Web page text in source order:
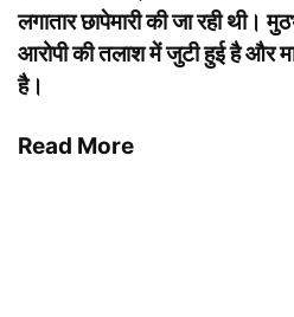
लगातार छापेमारी की जा रही थी।
आरोपी की तलाश में जुटी हुई है और
है।
Read More